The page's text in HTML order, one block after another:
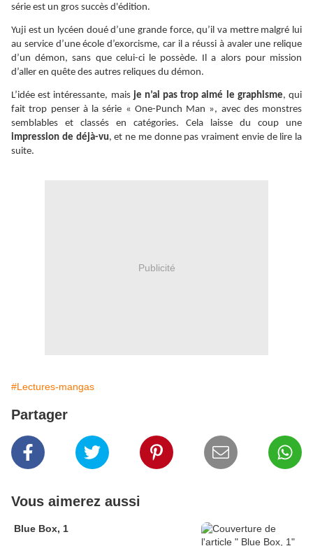
série est un gros succès d'édition.
Yuji est un lycéen doué d’une grande force, qu’il va mettre malgré lui
au service d’une école d’exorcisme, car il a réussi à avaler une relique
d’un démon, sans que celui-ci le possède. Il a alors pour mission
d’aller en quête des autres reliques du démon.
L’idée est intéressante, mais je n’ai pas trop aimé le graphisme, qui
fait trop penser à la série « One-Punch Man », avec des monstres
semblables et classés en catégories. Cela laisse du coup une
impression de déjà-vu, et ne me donne pas vraiment envie de lire la
suite.
Publicité
#Lectures-mangas
Partager
Vous aimerez aussi
Blue Box, 1